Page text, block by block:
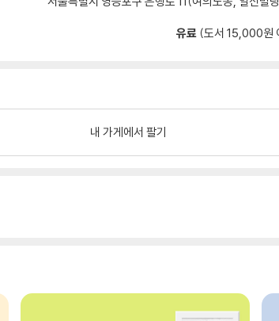
유료 (도서 15,000원
내 가게에서 팔기